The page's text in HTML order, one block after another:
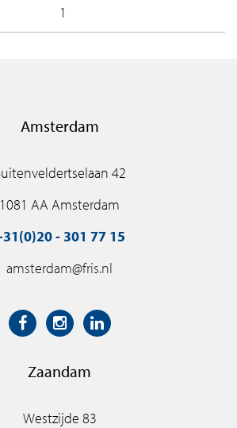
1
Amsterdam
42
1081 AA Amsterdam
- 301 77 15
amsterdam@fris.nl
Zaandam
Westzijde 83